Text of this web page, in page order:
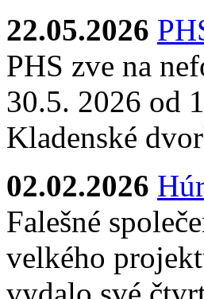
22.05.2026
PHS zve na
30.5. 2026 od
Kladenské
02.02.2026
Falešné
velkého